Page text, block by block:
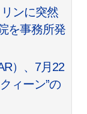
リンに突然
を事務所発
）、7月22
ィーン”の